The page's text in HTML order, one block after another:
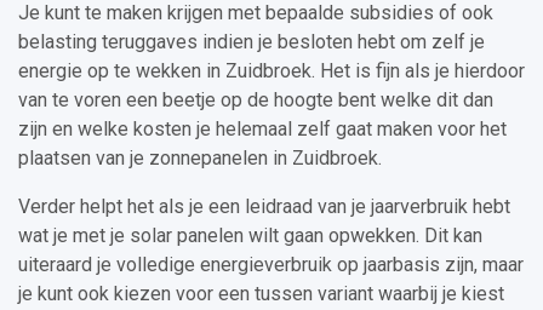
Je kunt te maken krijgen met bepaalde subsidies of ook
belasting teruggaves indien je besloten hebt om zelf je
energie op te wekken in Zuidbroek. Het is fijn als je hierdoor
van te voren een beetje op de hoogte bent welke dit dan
zijn en welke kosten je helemaal zelf gaat maken voor het
plaatsen van je zonnepanelen in Zuidbroek.
Verder helpt het als je een leidraad van je jaarverbruik hebt
wat je met je solar panelen wilt gaan opwekken. Dit kan
uiteraard je volledige energieverbruik op jaarbasis zijn, maar
je kunt ook kiezen voor een tussen variant waarbij je kiest